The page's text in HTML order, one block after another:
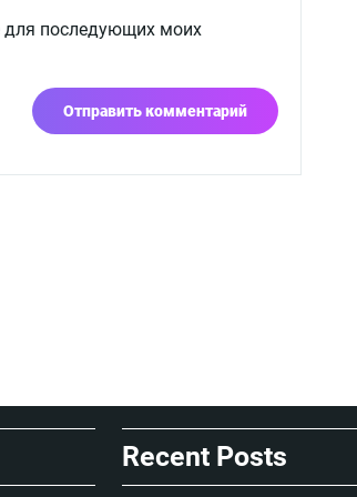
для последующих моих
Recent Posts